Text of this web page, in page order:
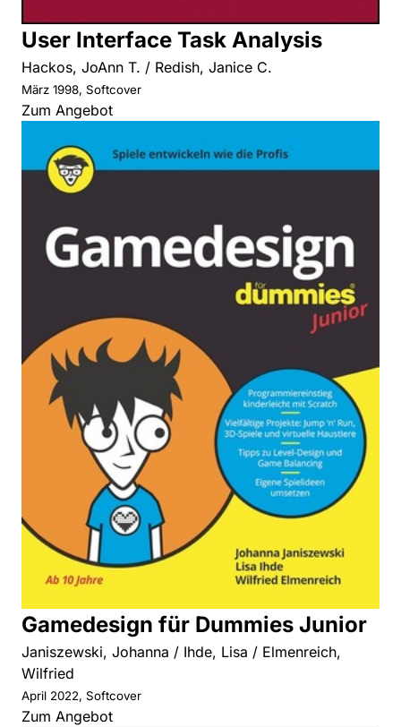
User Interface Task Analysis
Hackos, JoAnn T. / Redish, Janice C.
März 1998, Softcover
Zum Angebot
Gamedesign für Dummies Junior
Janiszewski, Johanna / Ihde, Lisa / Elmenreich,
Wilfried
April 2022, Softcover
Zum Angebot